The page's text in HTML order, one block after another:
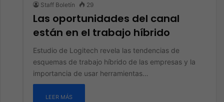
Staff Boletín 29
Las oportunidades del canal
están en el trabajo híbrido
Estudio de Logitech revela las tendencias de
esquemas de trabajo híbrido de las empresas y la
importancia de usar herramientas…
LEER MÁS